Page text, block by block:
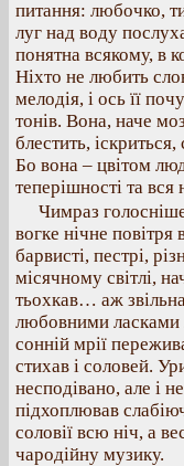
питання: любочко,
луг над воду
понятна всякому, в
Ніхто не любить
мелодія, і ось її
тонів. Вона, наче
блестить,
Бо вона – цвітом
теперішності та вся
Чимраз
вогке нічне повітря
барвисті, пестрі,
місячному світлі,
тьохкав… аж
любовними ласками
сонній мрії
стихав і соловей.
несподівано, але і
підхоплював
соловії всю ніч, а
чародійну музику.